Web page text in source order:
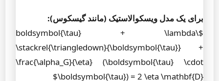
برای یک مدل ویسکوالاستیک (مانند گیسکوس):
$\boldsymbol{\tau} + \lambda
\stackrel{\triangledown}{\boldsymbol{\tau}} +
\frac{\alpha_G}{\eta} (\boldsymbol{\tau} \cdot
\boldsymbol{\tau}) = 2 \eta \mathbf{D}$